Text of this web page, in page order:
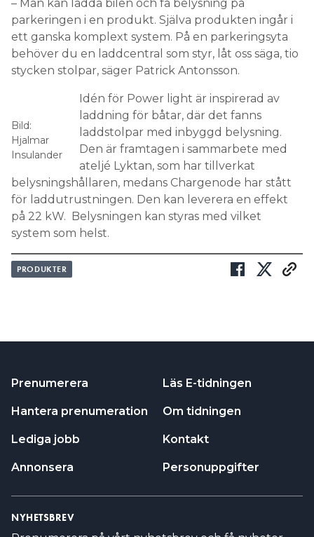
– Man kan ladda bilen och få belysning på
parkeringen i en produkt. Själva produkten ingår i
ett ganska komplext system. På en parkeringsyta
behöver du en laddcentral som styr, låt oss säga, tio
stycken stolpar, säger Patrick Antonsson.
Bild:
Hjalmar
Insulander
Idén för Power light är inspirerad av
laddning för båtar, där det fanns
laddstolpar med inbyggd belysning.
Den är framtagen i sammarbete med
ateljé Lyktan, som har tillverkat
belysningshållaren, medans Chargenode har stått
för laddutrustningen. Den kan leverera en effekt
på 22 kW. Belysningen kan styras med vilket
system som helst.
PRODUKTER
Prenumerera
Hantera prenumeration
Lediga jobb
Annonsera
Läs E-tidningen
Om tidningen
Kontakt
Personuppgifter
NYHETSBREV